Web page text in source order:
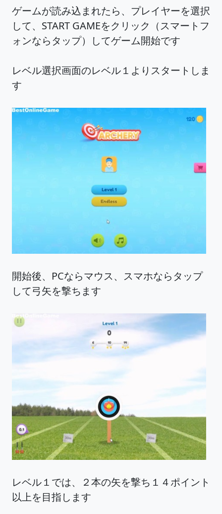
ゲームが読み込まれたら、プレイヤーを選択
して、START GAMEをクリック（スマートフ
ォンならタップ）してゲーム開始です
レベル選択画面のレベル１よりスタートしま
す
開始後、PCならマウス、スマホならタップ
して弓矢を撃ちます
レベル１では、２本の矢を撃ち１４ポイント
以上を目指します